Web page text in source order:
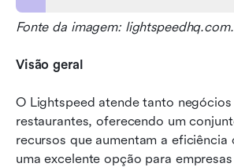
Fonte da imagem:
Visão geral
O Lightspeed atende tanto
restaurantes, oferecendo um
recursos que aumentam a eficiência
uma excelente opção para